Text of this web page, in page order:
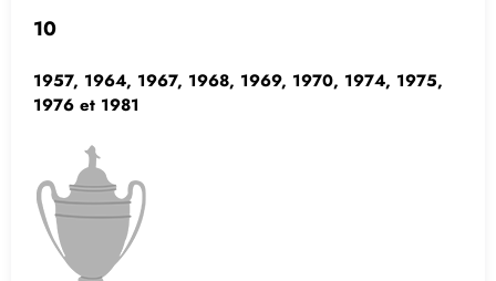
10
1957, 1964, 1967, 1968, 1969, 1970, 1974, 1975,
1976 et 1981